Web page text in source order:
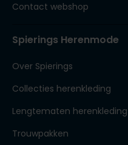
Contact webshop
Spierings Herenmode
Over Spierings
Collecties herenkleding
Lengtematen herenkleding
Trouwpakken